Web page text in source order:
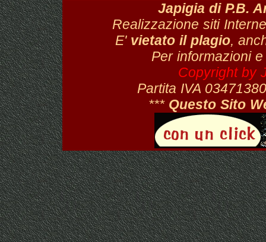
Japigia di P.B.
Realizzazione siti
E' vietato il plagio,
Per informazioni
Copyright by
Partita IVA
*** Questo Sito